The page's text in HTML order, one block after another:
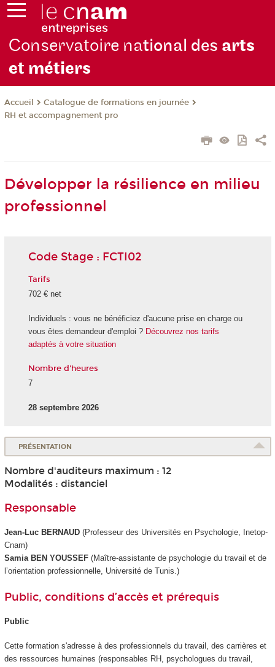
Conservatoire national des arts
et métiers
Accueil
Catalogue de formations en journée
RH et accompagnement pro
Développer la résilience en milieu
professionnel
Code Stage : FCTI02
Tarifs
702 € net
Individuels : vous ne bénéficiez d'aucune prise en charge ou
vous êtes demandeur d'emploi ? Découvrez nos tarifs
adaptés à votre situation
Nombre d'heures
7
28 septembre 2026
PRÉSENTATION
Nombre d'auditeurs maximum : 12
Modalités : distanciel
Responsable
Jean-Luc BERNAUD(Professeur des Universités en Psychologie, Inetop-
Cnam)
Samia BEN YOUSSEF(Maître-assistante de psychologie du travail et de
l’orientation professionnelle, Université de Tunis.)
Public, conditions d’accès et prérequis
Public
Cette formation s'adresse à des professionnels du travail, des carrières et
des ressources humaines (responsables RH, psychologues du travail,